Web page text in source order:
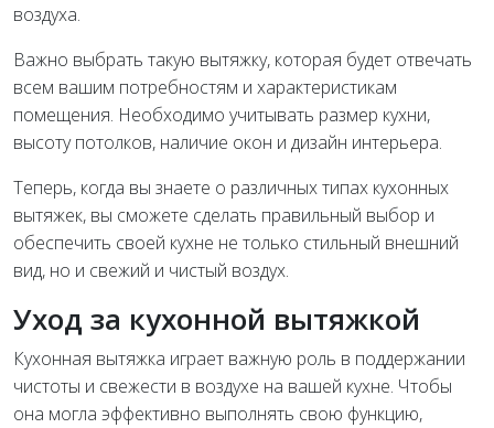
воздуха.
Важно выбрать такую вытяжку, которая будет отвечать
всем вашим потребностям и характеристикам
помещения. Необходимо учитывать размер кухни,
высоту потолков, наличие окон и дизайн интерьера.
Теперь, когда вы знаете о различных типах кухонных
вытяжек, вы сможете сделать правильный выбор и
обеспечить своей кухне не только стильный внешний
вид, но и свежий и чистый воздух.
Уход за кухонной вытяжкой
Кухонная вытяжка играет важную роль в поддержании
чистоты и свежести в воздухе на вашей кухне. Чтобы
она могла эффективно выполнять свою функцию,